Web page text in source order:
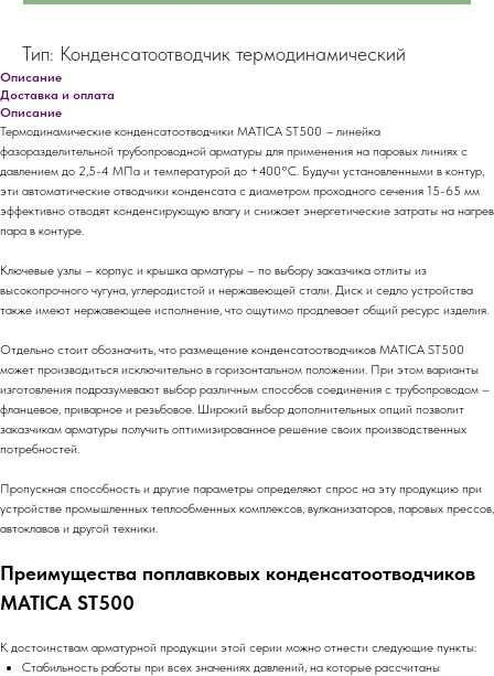
Тип: Конденсатоотводчик термодинамический
Описание
Доставка и оплата
Описание
Термодинамические конденсатоотводчики MATICA ST500 – линейка
фазоразделительной трубопроводной арматуры для применения на паровых линиях с
давлением до 2,5-4 МПа и температурой до +400°С. Будучи установленными в контур,
эти автоматические отводчики конденсата с диаметром проходного сечения 15-65 мм
эффективно отводят конденсирующую влагу и снижает энергетические затраты на нагрев
пара в контуре.
Ключевые узлы – корпус и крышка арматуры – по выбору заказчика отлиты из
высокопрочного чугуна, углеродистой и нержавеющей стали. Диск и седло устройства
также имеют нержавеющее исполнение, что ощутимо продлевает общий ресурс изделия.
Отдельно стоит обозначить, что размещение конденсатоотводчиков MATICA ST500
может производиться исключительно в горизонтальном положении. При этом варианты
изготовления подразумевают выбор различным способов соединения с трубопроводом –
фланцевое, приварное и резьбовое. Широкий выбор дополнительных опций позволит
заказчикам арматуры получить оптимизированное решение своих производственных
потребностей.
Пропускная способность и другие параметры определяют спрос на эту продукцию при
устройстве промышленных теплообменных комплексов, вулканизаторов, паровых прессов,
автоклавов и другой техники.
Преимущества поплавковых конденсатоотводчиков
MATICA ST500
К достоинствам арматурной продукции этой серии можно отнести следующие пункты:
Стабильность работы при всех значениях давлений, на которые рассчитаны